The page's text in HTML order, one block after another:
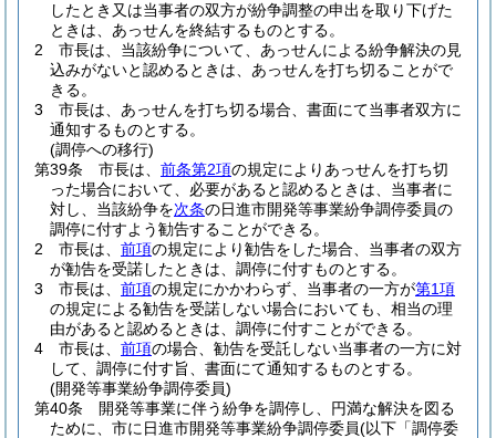
したとき又は当事者の双方が紛争調整の申出を取り下げた
ときは、あっせんを終結するものとする。
2
市長は、当該紛争について、あっせんによる紛争解決の見
込みがないと認めるときは、あっせんを打ち切ることがで
きる。
3
市長は、あっせんを打ち切る場合、書面にて当事者双方に
通知するものとする。
(調停への移行)
第39条
市長は、 前条第2項の規定によりあっせんを打ち切
った場合において、必要があると認めるときは、当事者に
対し、当該紛争を次条の日進市開発等事業紛争調停委員の
調停に付すよう勧告することができる。
2
市長は、 前項の規定により勧告をした場合、当事者の双方
が勧告を受諾したときは、調停に付すものとする。
3
市長は、 前項の規定にかかわらず、当事者の一方が第1項
の規定による勧告を受諾しない場合においても、相当の理
由があると認めるときは、調停に付すことができる。
4
市長は、 前項の場合、勧告を受託しない当事者の一方に対
して、調停に付す旨、書面にて通知するものとする。
(開発等事業紛争調停委員)
第40条
開発等事業に伴う紛争を調停し、円満な解決を図る
ために、市に日進市開発等事業紛争調停委員(以下「調停委